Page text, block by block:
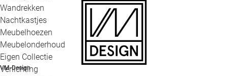
Wandrekken
Nachtkastjes
Meubelhoezen
Meubelonderhoud
Eigen Collectie
Verlichting
VM-Design